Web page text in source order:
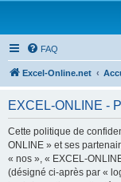
FAQ
Excel-Online.net
EXCEL-ONLINE -
Cette politique de
ONLINE » et ses
« nos », « EXCEL-
(désigné ci-après par «